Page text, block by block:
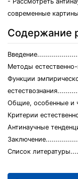
современные
Содержание
Методы
Функции
Общие, особенные и
Критерии
Антинаучные
Список